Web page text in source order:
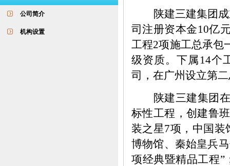
公司简介
机构设置
陕建三建集团
司注册资本金10亿
工程2项施工总承包
级资质。下属14个
司，在广州设立第
陕建三建集团
标性工程，创建鲁
装之星7项，中国装
博物馆、秦始皇兵
项经典暨精品工程”